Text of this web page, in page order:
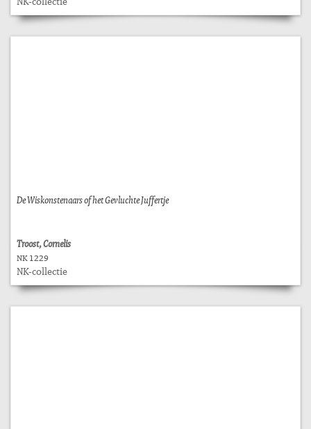
De Wiskonstenaars of het Gevluchte Juffertje
Troost, Cornelis
NK 1229
NK-collectie